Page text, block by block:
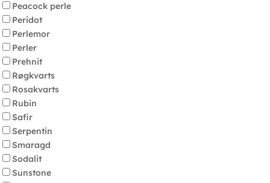
Peacock perle
Peridot
Perlemor
Perler
Prehnit
Røgkvarts
Rosakvarts
Rubin
Safir
Serpentin
Smaragd
Sodalit
Sunstone